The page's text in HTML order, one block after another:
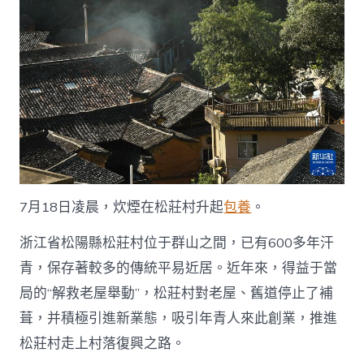
7月18日凌晨，炊煙在松莊村升起包養 。
浙江省松陽縣松莊村位于群山之間，已有600多年汗
青，保存著較多的傳統平易近居。近年來，得益于當
局的“解救老屋舉動”，松莊村對老屋、舊道停止了補
葺，并積極引進新業態，吸引年青人來此創業，推進
松莊村走上村落復興之路。